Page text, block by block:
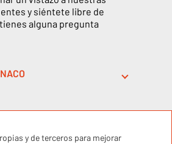
y siéntete libre de
alguna pregunta
y de terceros para mejorar